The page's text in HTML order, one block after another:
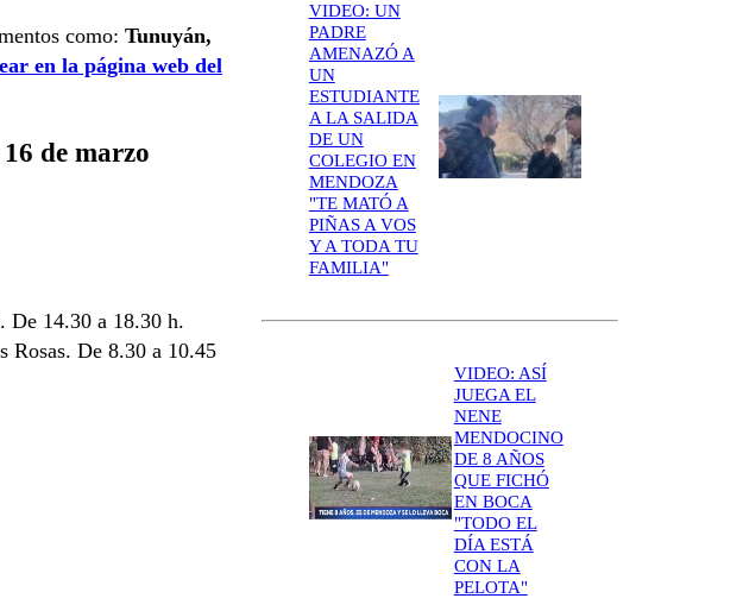
como: Tunuyán,
en la página web del
de marzo
De 14.30 a 18.30 h.
Rosas. De 8.30 a 10.45
VIDEO: UN
PADRE
AMENAZÓ A
UN
ESTUDIANTE
A LA SALIDA
DE UN
COLEGIO EN
MENDOZA
"TE MATÓ A
PIÑAS A VOS
Y A TODA TU
FAMILIA"
VIDEO: ASÍ
JUEGA EL
NENE
MENDOCINO
DE 8 AÑOS
QUE FICHÓ
EN BOCA
"TODO EL
DÍA ESTÁ
CON LA
PELOTA"